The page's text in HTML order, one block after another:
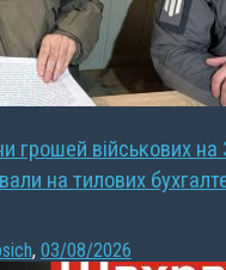
грошей військових на
на тилових
, 03/08/2026